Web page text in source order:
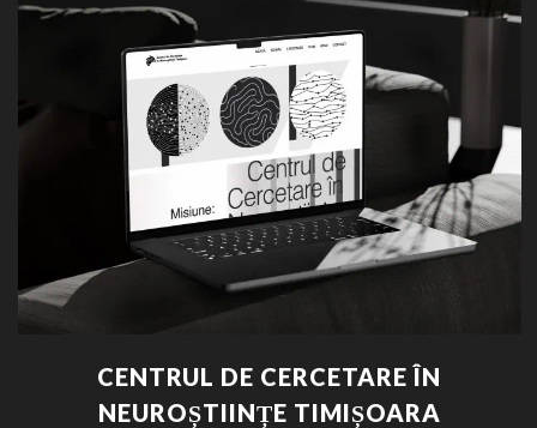
CENTRUL DE CERCETARE ÎN
NEUROȘTIINȚE TIMIȘOARA